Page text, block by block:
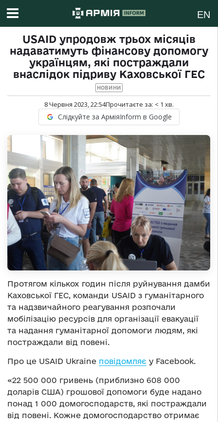
EN
USAID упродовж трьох місяців
надаватимуть фінансову допомогу
українцям, які постраждали
внаслідок підриву Каховської ГЕС
НОВИНИ
8 Червня 2023, 22:54Прочитаєте за: < 1 хв.
Слідкуйте за АрміяInform в Google
Протягом кількох годин після руйнування дамби
Каховської ГЕС, команди USAID з гуманітарного
та надзвичайного реагування розпочали
мобілізацію ресурсів для організації евакуації
та надання гуманітарної допомоги людям, які
постраждали від повені.
Про це USAID Ukraine повідомляє у Facebook.
«22 500 000 гривень (приблизно 608 000
доларів США) грошової допомоги буде надано
понад 1 000 домогосподарств, які постраждали
від повені. Кожне домогосподарство отримає